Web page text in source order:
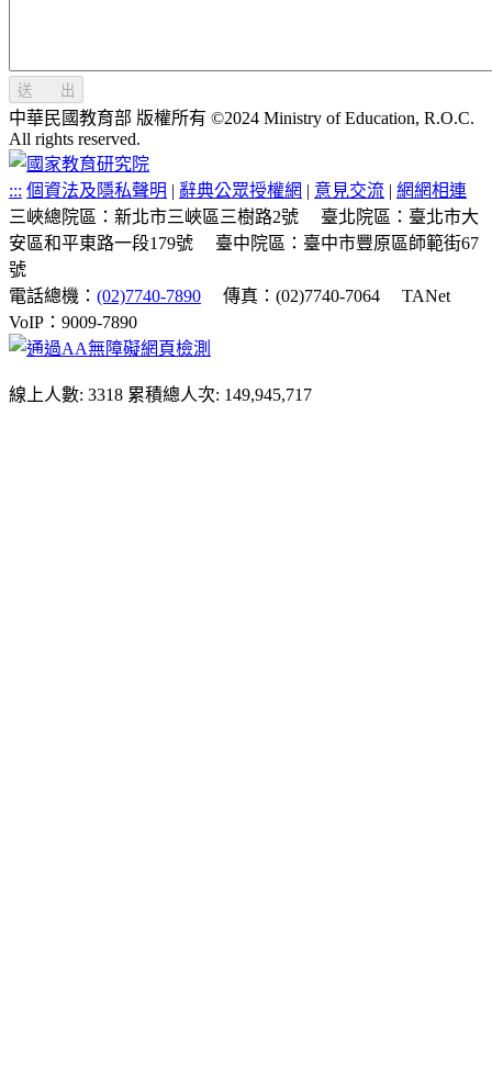
送 出
中華民國教育部 版權所有 ©2024 Ministry of Education, R.O.C.
All rights reserved.
::: 個資法及隱私聲明 | 辭典公眾授權網 | 意見交流 | 網網相連
三峽總院區：新北市三峽區三樹路2號
臺北院區：臺北市大
安區和平東路一段179號
臺中院區：臺中市豐原區師範街67
號
電話總機： (02)7740-7890 傳真：(02)7740-7064
TANet
VoIP：9009-7890
線上人數: 3318 累積總人次: 149,945,717